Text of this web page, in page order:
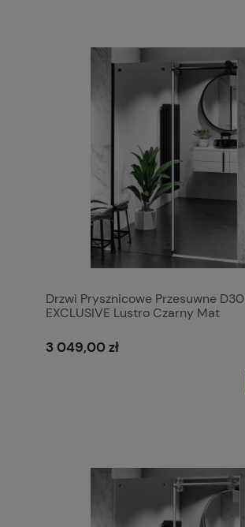
Drzwi Prysznicowe Przesuwne D30
EXCLUSIVE Lustro Czarny Mat
3 049,00 zł